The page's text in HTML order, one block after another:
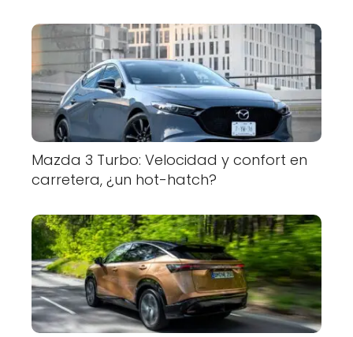
Mazda 3 Turbo: Velocidad y confort en
carretera, ¿un hot-hatch?